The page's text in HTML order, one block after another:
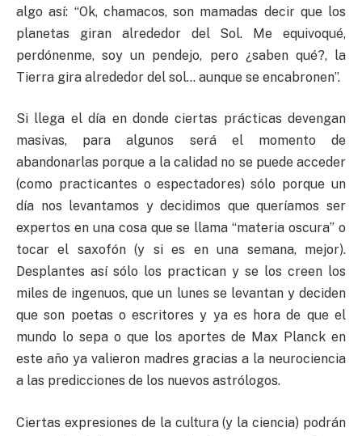
algo así: “Ok, chamacos, son mamadas decir que los
planetas giran alrededor del Sol. Me equivoqué,
perdónenme, soy un pendejo, pero ¿saben qué?, la
Tierra gira alrededor del sol… aunque se encabronen”.
Si llega el día en donde ciertas prácticas devengan
masivas, para algunos será el momento de
abandonarlas porque a la calidad no se puede acceder
(como practicantes o espectadores) sólo porque un
día nos levantamos y decidimos que queríamos ser
expertos en una cosa que se llama “materia oscura” o
tocar el saxofón (y si es en una semana, mejor).
Desplantes así sólo los practican y se los creen los
miles de ingenuos, que un lunes se levantan y deciden
que son poetas o escritores y ya es hora de que el
mundo lo sepa o que los aportes de Max Planck en
este año ya valieron madres gracias a la neurociencia
a las predicciones de los nuevos astrólogos.
Ciertas expresiones de la cultura (y la ciencia) podrán